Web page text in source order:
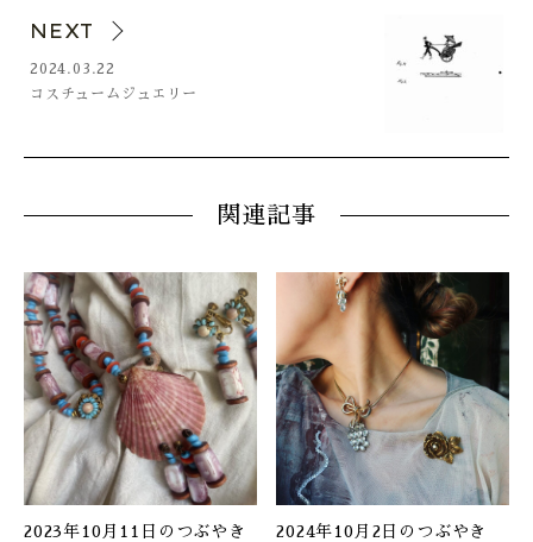
NEXT
2024.03.22
コスチュームジュエリー
関連記事
2023年10月11日のつぶやき 2024年10月2日のつぶやき